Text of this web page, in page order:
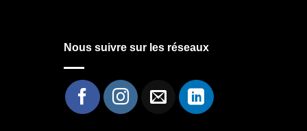
Nous suivre sur les réseaux